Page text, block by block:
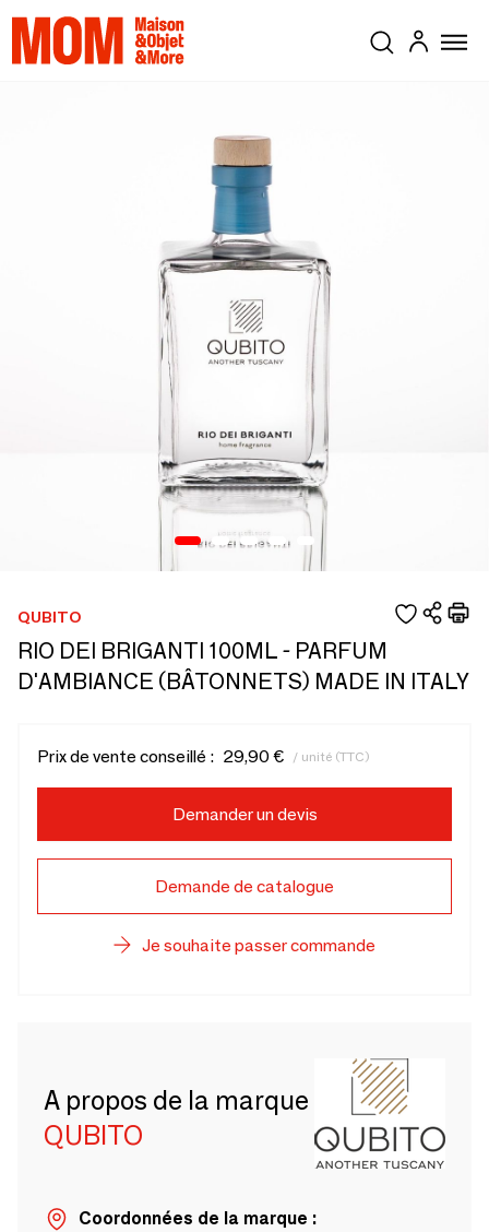
QUBITO
RIO DEI BRIGANTI 100ML - PARFUM
D'AMBIANCE (BÂTONNETS) MADE IN ITALY
Prix de vente conseillé : 29,90 € / unité (TTC)
Demander un devis
Demande de catalogue
Je souhaite passer commande
A propos de la marque
QUBITO
Coordonnées de la marque :